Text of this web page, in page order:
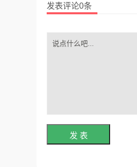
发表评论0条
发 表